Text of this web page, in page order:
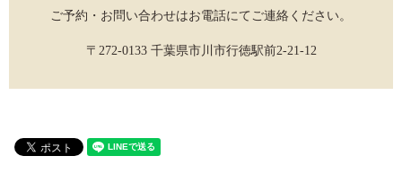
ご予約・お問い合わせはお電話にてご連絡ください。
〒272-0133 千葉県市川市行徳駅前2-21-12